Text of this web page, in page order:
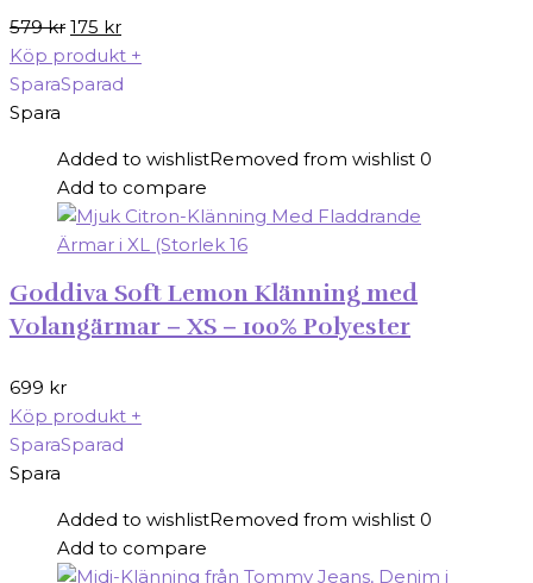
579kr Det
ursprungliga
priset
175 krDet
nuvarande
priset
Köp produkt +
SparaSparad
Spara
Added to wishlistRemoved from wishlist 0
Add to compare
Goddiva Soft Lemon Klänning med
Volangärmar – XS – 100% Polyester
699 kr
Köp produkt +
SparaSparad
Spara
Added to wishlistRemoved from wishlist 0
Add to compare